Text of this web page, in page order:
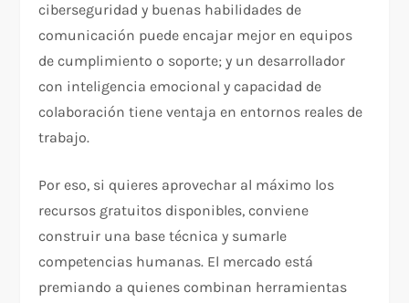
ciberseguridad y buenas habilidades de
comunicación puede encajar mejor en equipos
de cumplimiento o soporte; y un desarrollador
con inteligencia emocional y capacidad de
colaboración tiene ventaja en entornos reales de
trabajo.
Por eso, si quieres aprovechar al máximo los
recursos gratuitos disponibles, conviene
construir una base técnica y sumarle
competencias humanas. El mercado está
premiando a quienes combinan herramientas